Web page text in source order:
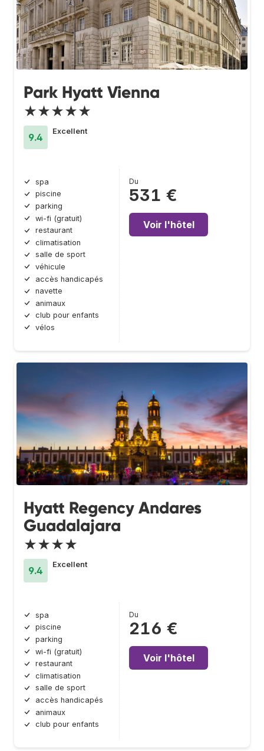
Park Hyatt Vienna
★★★★★
9.4
Excellent
spa
piscine
parking
wi-fi (gratuit)
restaurant
climatisation
salle de sport
véhicule
accès handicapés
navette
animaux
club pour enfants
vélos
Du
531 €
Voir l'hôtel
Hyatt Regency Andares
Guadalajara
★★★★
9.4
Excellent
spa
piscine
parking
wi-fi (gratuit)
restaurant
climatisation
salle de sport
accès handicapés
animaux
club pour enfants
Du
216 €
Voir l'hôtel